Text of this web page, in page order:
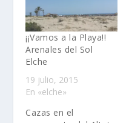
¡¡Vamos a la Playa!!
Arenales del Sol
Elche
19 julio, 2015
En «elche»
Cazas en el